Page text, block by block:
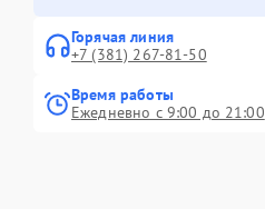
Горячая линия
+7 (381) 267-81-50
Время работы
Ежедневно с 9:00 до 21:00